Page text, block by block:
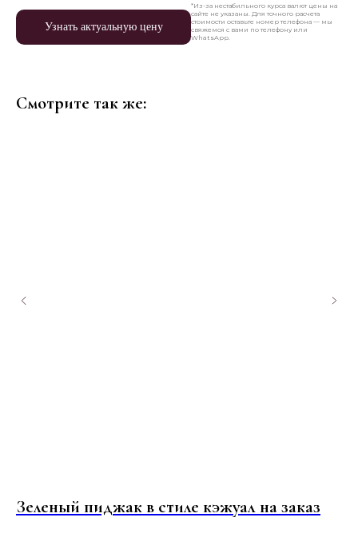
Узнать актуальную цену
*Из-за нестабильного курса валют цены на
сайте не указаны. Для точного расчета
стоимости оставьте номер телефона — мы
свяжемся с вами по телефону или
WhatsApp.
Смотрите так же:
Зеленый пиджак в стиле кэжуал на заказ